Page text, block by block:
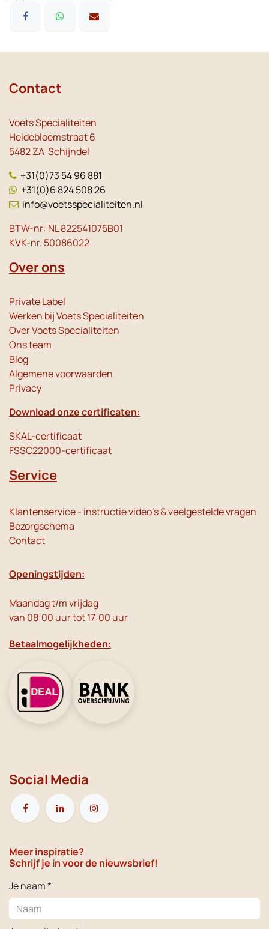
Contact
Voets Specialiteiten
Heidebloemstraat 6
5482 ZA Schijndel
+31(0)73 54 96 881
+31(0)6 824 508 26
info@voetsspecialiteiten.nl
BTW-nr: NL 822541075B01
KVK-nr. 50086022
Over ons
Private Label
Werken bij Voets Specialiteiten
Over Voets Specialiteiten
Ons team
Blog
Algemene voorwaarden
Privacy
Download onze certificaten:
SKAL-certificaat
FSSC22000-certificaat
Service
Klantenservice - instructie video's & veelgestelde vragen
Bezorgschema
Contact
Openingstijden:
Maandag t/m vrijdag
van 08:00 uur tot 17:00 uur
Betaalmogelijkheden:
Social Media
Meer inspiratie?
Schrijf je in voor de nieuwsbrief!
Je naam *